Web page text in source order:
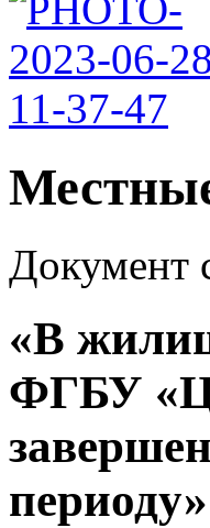
Документ
«В
ФГБУ
периоду»